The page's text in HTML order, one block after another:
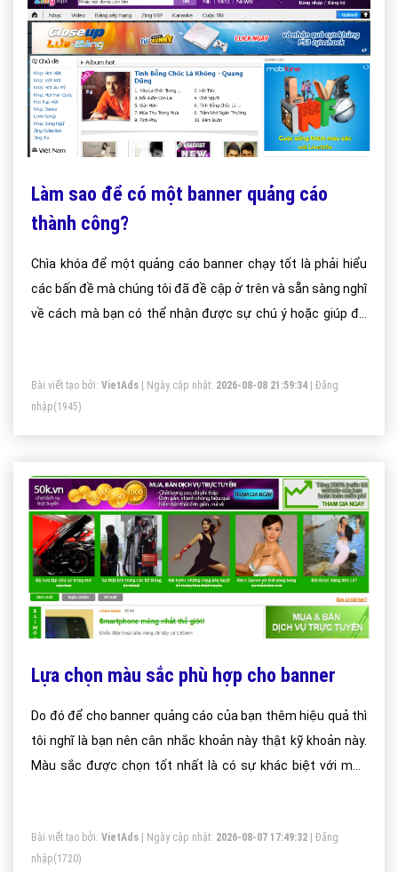
Làm sao để có một banner quảng cáo
thành công?
Chìa khóa để một quảng cáo banner chạy tốt là phải hiểu
các bấn đề mà chúng tôi đã đề cập ở trên và sẵn sàng nghĩ
về cách mà bạn có thể nhận được sự chú ý hoặc giúp đỡ
Bài viết tạo bởi: VietAds | Ngày cập nhật: 2026-08-08 21:59:34
Đăng
nhập(1945)
Lựa chọn màu sắc phù hợp cho banner
Do đó để cho banner quảng cáo của bạn thêm hiệu quả thì
tôi nghĩ là bạn nên cân nhắc khoản này thật kỹ khoản này.
Màu sắc được chọn tốt nhất là có sự khác biệt với màu
Bài viết tạo bởi: VietAds | Ngày cập nhật: 2026-08-07 17:49:32
Đăng
nhập(1720)